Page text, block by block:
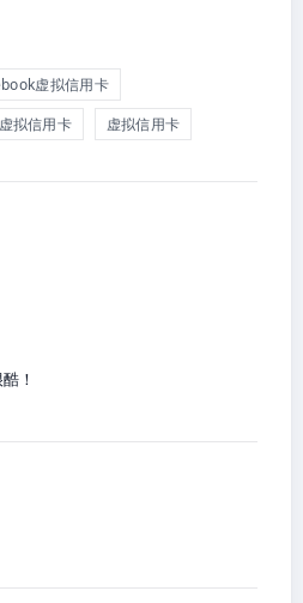
虚拟信用卡
拟信用卡 虚拟信用卡
！